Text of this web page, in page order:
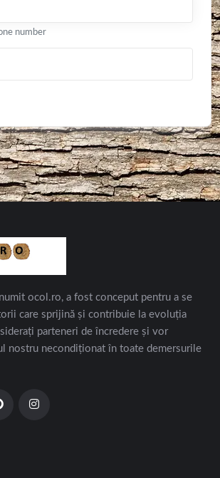
number
ocol.ro, a fost conceput pentru a se
care sprijină și contribuie la evoluția
parteneri de încredere și vor
nostru necondiționat în toate demersurile